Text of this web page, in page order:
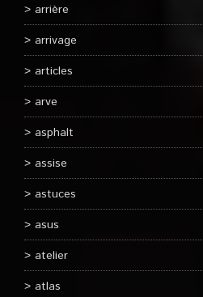
arrière
arrivage
articles
arve
asphalt
assise
astuces
asus
atelier
atlas